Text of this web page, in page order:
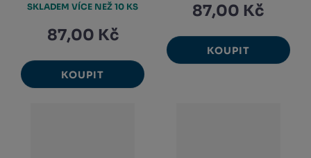
87,00 Kč
KOUPIT
SKLADEM VÍCE NEŽ 10 KS 87,00 Kč
KOUPIT